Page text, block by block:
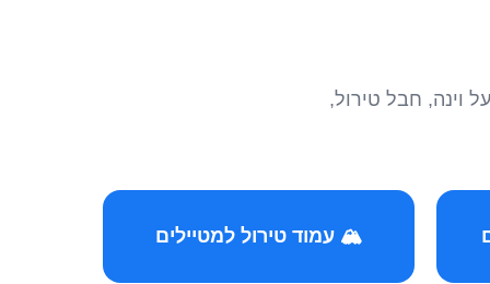
וינה, חבל טירול,
🏔️ עמוד טירול למטיילים